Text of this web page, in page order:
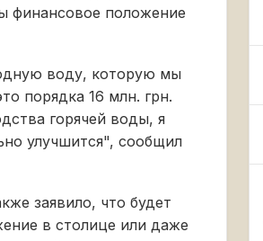
финансовое положение
воду, которую мы
порядка 16 млн. грн.
горячей воды, я
улучшится", сообщил
заявило, что будет
в столице или даже